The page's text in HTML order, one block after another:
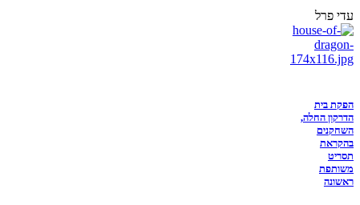
עדי פרל
הפקת בית
הדרקון החלה,
השחקנים
בהקראת
תסריט
משותפת
ראשונה